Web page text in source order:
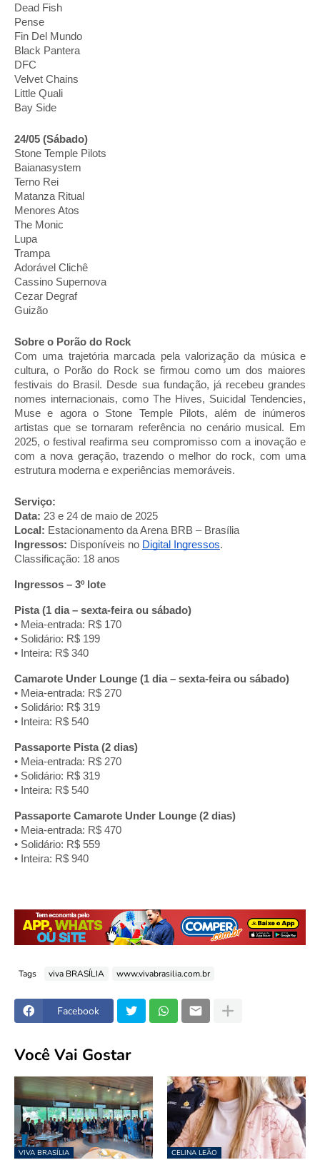
Dead Fish
Pense
Fin Del Mundo
Black Pantera
DFC
Velvet Chains
Little Quali
Bay Side
24/05 (Sábado)
Stone Temple Pilots
Baianasystem
Terno Rei
Matanza Ritual
Menores Atos
The Monic
Lupa
Trampa
Adorável Clichê
Cassino Supernova
Cezar Degraf
Guizão
Sobre o Porão do Rock
Com uma trajetória marcada pela valorização da música e
cultura, o Porão do Rock se firmou como um dos maiores
festivais do Brasil. Desde sua fundação, já recebeu grandes
nomes internacionais, como The Hives, Suicidal Tendencies,
Muse e agora o Stone Temple Pilots, além de inúmeros
artistas que se tornaram referência no cenário musical. Em
2025, o festival reafirma seu compromisso com a inovação e
com a nova geração, trazendo o melhor do rock, com uma
estrutura moderna e experiências memoráveis.
Serviço:
Data: 23 e 24 de maio de 2025
Local: Estacionamento da Arena BRB – Brasília
Ingressos: Disponíveis no Digital Ingressos.
Classificação: 18 anos
Ingressos – 3º lote
Pista (1 dia – sexta-feira ou sábado)
• Meia-entrada: R$ 170
• Solidário: R$ 199
• Inteira: R$ 340
Camarote Under Lounge (1 dia – sexta-feira ou sábado)
• Meia-entrada: R$ 270
• Solidário: R$ 319
• Inteira: R$ 540
Passaporte Pista (2 dias)
• Meia-entrada: R$ 270
• Solidário: R$ 319
• Inteira: R$ 540
Passaporte Camarote Under Lounge (2 dias)
• Meia-entrada: R$ 470
• Solidário: R$ 559
• Inteira: R$ 940
Tags viva BRASÍLIA www.vivabrasilia.com.br
Facebook
Você Vai Gostar
VIVA BRASÍLIA CELINA LEÃO